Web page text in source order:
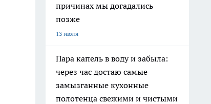
причинах мы догадались
позже
13 июля
Пара капель в воду и забыла:
через час достаю самые
замызганные кухонные
полотенца свежими и чистыми